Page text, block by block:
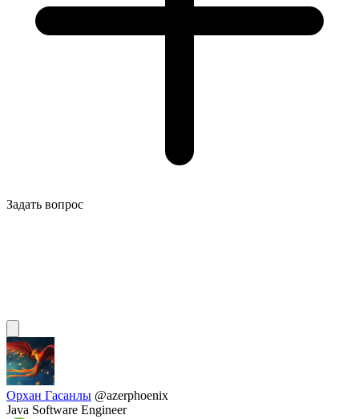
Задать вопрос
Орхан Гасанлы @azerphoenix
Java Software Engineer